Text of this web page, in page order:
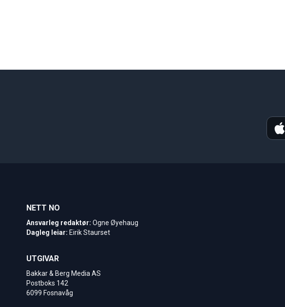
NETT NO
Ansvarleg redaktør: Ogne Øyehaug
Dagleg leiar: Eirik Staurset
UTGIVAR
Bakkar & Berg Media AS
Postboks 142
6099 Fosnavåg